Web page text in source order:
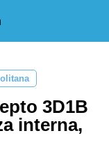
3D1B
interna,